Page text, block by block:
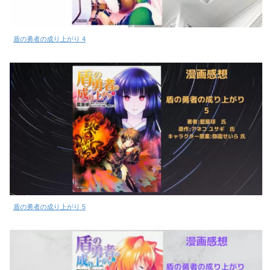
盾の勇者の成り上がり 4
盾の勇者の成り上がり 5